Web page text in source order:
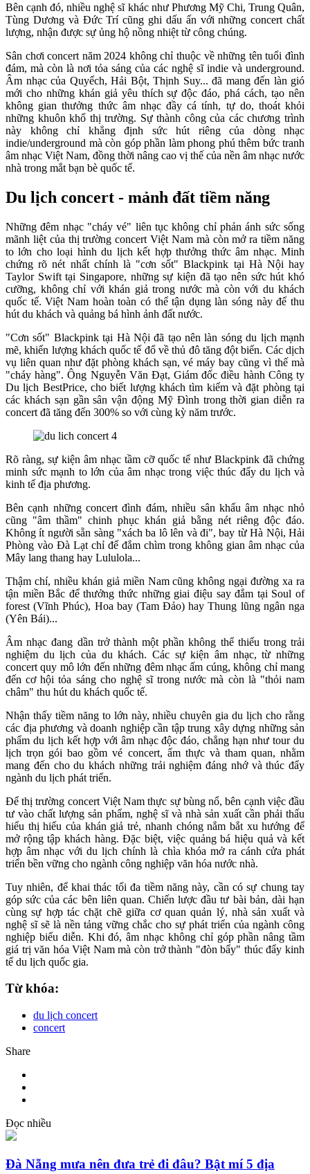
Bên cạnh đó, nhiều nghệ sĩ khác như Phương Mỹ Chi, Trung Quân,
Tùng Dương và Đức Trí cũng ghi dấu ấn với những concert chất
lượng, nhận được sự ủng hộ nồng nhiệt từ công chúng.
Sân chơi concert năm 2024 không chỉ thuộc về những tên tuổi đình
đám, mà còn là nơi tỏa sáng của các nghệ sĩ indie và underground.
Âm nhạc của Quyếch, Hải Bột, Thịnh Suy... đã mang đến làn gió
mới cho những khán giả yêu thích sự độc đáo, phá cách, tạo nên
không gian thưởng thức âm nhạc đầy cá tính, tự do, thoát khỏi
những khuôn khổ thị trường. Sự thành công của các chương trình
này không chỉ khẳng định sức hút riêng của dòng nhạc
indie/underground mà còn góp phần làm phong phú thêm bức tranh
âm nhạc Việt Nam, đồng thời nâng cao vị thế của nền âm nhạc nước
nhà trong mắt bạn bè quốc tế.
Du lịch concert - mảnh đất tiềm năng
Những đêm nhạc "cháy vé" liên tục không chỉ phản ánh sức sống
mãnh liệt của thị trường concert Việt Nam mà còn mở ra tiềm năng
to lớn cho loại hình du lịch kết hợp thưởng thức âm nhạc. Minh
chứng rõ nét nhất chính là "cơn sốt" Blackpink tại Hà Nội hay
Taylor Swift tại Singapore, những sự kiện đã tạo nên sức hút khó
cưỡng, không chỉ với khán giả trong nước mà còn với du khách
quốc tế. Việt Nam hoàn toàn có thể tận dụng làn sóng này để thu
hút du khách và quảng bá hình ảnh đất nước.
"Cơn sốt" Blackpink tại Hà Nội đã tạo nên làn sóng du lịch mạnh
mẽ, khiến lượng khách quốc tế đổ về thủ đô tăng đột biến. Các dịch
vụ liên quan như đặt phòng khách sạn, vé máy bay cũng vì thế mà
"cháy hàng". Ông Nguyễn Văn Đạt, Giám đốc điều hành Công ty
Du lịch BestPrice, cho biết lượng khách tìm kiếm và đặt phòng tại
các khách sạn gần sân vận động Mỹ Đình trong thời gian diễn ra
concert đã tăng đến 300% so với cùng kỳ năm trước.
Rõ ràng, sự kiện âm nhạc tầm cỡ quốc tế như Blackpink đã chứng
minh sức mạnh to lớn của âm nhạc trong việc thúc đẩy du lịch và
kinh tế địa phương.
Bên cạnh những concert đình đám, nhiều sân khấu âm nhạc nhỏ
cũng "âm thầm" chinh phục khán giả bằng nét riêng độc đáo.
Không ít người sẵn sàng "xách ba lô lên và đi", bay từ Hà Nội, Hải
Phòng vào Đà Lạt chỉ để đắm chìm trong không gian âm nhạc của
Mây lang thang hay Lululola...
Thậm chí, nhiều khán giả miền Nam cũng không ngại đường xa ra
tận miền Bắc để thưởng thức những giai điệu say đắm tại Soul of
forest (Vĩnh Phúc), Hoa bay (Tam Đảo) hay Thung lũng ngân nga
(Yên Bái)...
Âm nhạc đang dần trở thành một phần không thể thiếu trong trải
nghiệm du lịch của du khách. Các sự kiện âm nhạc, từ những
concert quy mô lớn đến những đêm nhạc ấm cúng, không chỉ mang
đến cơ hội tỏa sáng cho nghệ sĩ trong nước mà còn là "thỏi nam
châm" thu hút du khách quốc tế.
Nhận thấy tiềm năng to lớn này, nhiều chuyên gia du lịch cho rằng
các địa phương và doanh nghiệp cần tập trung xây dựng những sản
phẩm du lịch kết hợp với âm nhạc độc đáo, chẳng hạn như tour du
lịch trọn gói bao gồm vé concert, ẩm thực và tham quan, nhằm
mang đến cho du khách những trải nghiệm đáng nhớ và thúc đẩy
ngành du lịch phát triển.
Để thị trường concert Việt Nam thực sự bùng nổ, bên cạnh việc đầu
tư vào chất lượng sản phẩm, nghệ sĩ và nhà sản xuất cần phải thấu
hiểu thị hiếu của khán giả trẻ, nhanh chóng nắm bắt xu hướng để
mở rộng tập khách hàng. Đặc biệt, việc quảng bá hiệu quả và kết
hợp âm nhạc với du lịch chính là chìa khóa mở ra cánh cửa phát
triển bền vững cho ngành công nghiệp văn hóa nước nhà.
Tuy nhiên, để khai thác tối đa tiềm năng này, cần có sự chung tay
góp sức của các bên liên quan. Chiến lược đầu tư bài bản, dài hạn
cùng sự hợp tác chặt chẽ giữa cơ quan quản lý, nhà sản xuất và
nghệ sĩ sẽ là nền tảng vững chắc cho sự phát triển của ngành công
nghiệp biểu diễn. Khi đó, âm nhạc không chỉ góp phần nâng tầm
giá trị văn hóa Việt Nam mà còn trở thành "đòn bẩy" thúc đẩy kinh
tế du lịch quốc gia.
Từ khóa:
du lịch concert
concert
Share
Đọc nhiều
Đà Nẵng mưa nên đưa trẻ đi đâu? Bật mí 5 địa